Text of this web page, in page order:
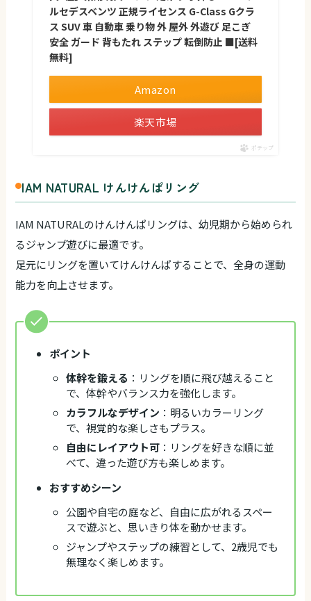
ルセデスベンツ 正規ライセンス G-Class Gクラ
ス SUV 車 自動車 乗り物 外 屋外 外遊び 足こぎ
安全 ガード 背もたれ ステップ 転倒防止 ■[送料
無料]
Amazon
楽天市場
ポチップ
IAM NATURAL けんけんぱリング
IAM NATURALのけんけんぱリングは、幼児期から始められ
るジャンプ遊びに最適です。
足元にリングを置いてけんけんぱすることで、全身の運動
能力を向上させます。
ポイント
体幹を鍛える ：リングを順に飛び越えること
で、体幹やバランス力を強化します。
カラフルなデザイン ：明るいカラーリング
で、視覚的な楽しさもプラス。
自由にレイアウト可：リングを好きな順に並
べて、違った遊び方も楽しめます。
おすすめシーン
公園や自宅の庭など、自由に広がれるスペー
スで遊ぶと、思いきり体を動かせます。
ジャンプやステップの練習として、2歳児でも
無理なく楽しめます。